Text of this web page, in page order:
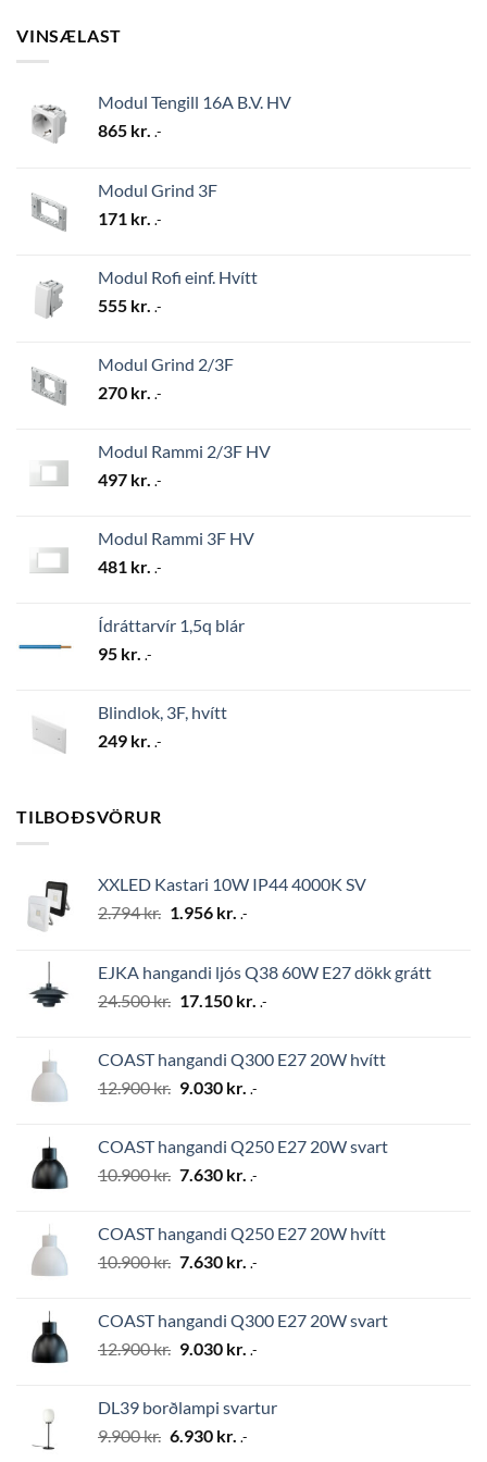
VINSÆLAST
Modul Tengill 16A B.V. HV
865 kr. .-
Modul Grind 3F
171 kr. .-
Modul Rofi einf. Hvítt
555 kr. .-
Modul Grind 2/3F
270 kr. .-
Modul Rammi 2/3F HV
497 kr. .-
Modul Rammi 3F HV
481 kr. .-
Ídráttarvír 1,5q blár
95 kr. .-
Blindlok, 3F, hvítt
249 kr. .-
TILBOÐSVÖRUR
XXLED Kastari 10W IP44 4000K SV
2.794kr. Original
2.794 kr..
1.956 kr. Current
1.956 kr..
.-
EJKA hangandi ljós Q38 60W E27 dökk grátt
24.500kr. Original
24.500 kr..
17.150 kr. Current
17.150 kr..
.-
COAST hangandi Q300 E27 20W hvítt
12.900kr. Original
12.900 kr..
9.030 kr. Current
9.030 kr..
.-
COAST hangandi Q250 E27 20W svart
10.900kr. Original
10.900 kr..
7.630 kr. Current
7.630 kr..
.-
COAST hangandi Q250 E27 20W hvítt
10.900kr. Original
10.900 kr..
7.630 kr. Current
7.630 kr..
.-
COAST hangandi Q300 E27 20W svart
12.900kr. Original
12.900 kr..
9.030 kr. Current
9.030 kr..
.-
DL39 borðlampi svartur
9.900kr. Original
6.930 kr. Current
.-